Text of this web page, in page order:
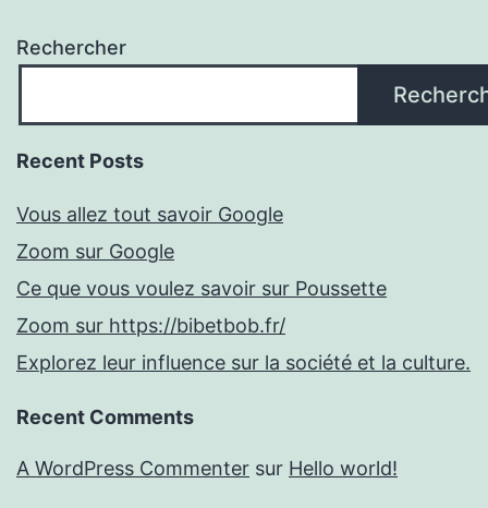
Rechercher
Recent Posts
Vous allez tout savoir Google
Zoom sur Google
Ce que vous voulez savoir sur Poussette
Zoom sur https://bibetbob.fr/
Explorez leur influence sur la société et la culture.
Recent Comments
A WordPress Commenter sur Hello world!